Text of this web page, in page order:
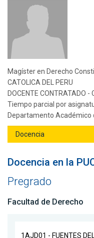
Magíster en Derecho
CATOLICA DEL PERU
DOCENTE CONTRATADO -
Tiempo parcial por
Departamento Académico
Docencia en la
Pregrado
Facultad de Derecho
1AJD01 - FUENTES